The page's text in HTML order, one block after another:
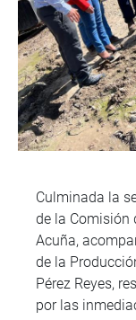
Culminada la
de la Comisión
Acuña,
de la
Pérez Reyes,
por las